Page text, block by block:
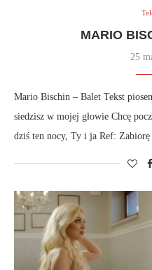
MARIO
25
Mario Bischin – Balet Tekst
siedzisz w mojej głowie Chcę
dziś ten nocy, Ty i ja Ref: Zabiorę